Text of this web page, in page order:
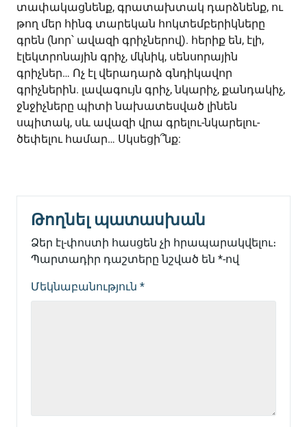
տափակացնենք, գրատախտակ դարձնենք, ու
թող մեր հինգ տարեկան հոկտեմբերիկները
գրեն (նոր՝ ավազի գրիչներով). հերիք են, էլի,
էլեկտրոնային գրիչ, մկնիկ, սենսորային
գրիչներ… Ոչ էլ վերադարձ գնդիկավոր
գրիչներին. լավագույն գրիչ, նկարիչ, քանդակիչ,
ջնջիչները պիտի նախատեսված լինեն
սպիտակ, սև ավազի վրա գրելու-նկարելու-
ծեփելու համար… Սկսեցի՞նք:
Թողնել պատասխան
Ձեր էլ-փոստի հասցեն չի հրապարակվելու։
Պարտադիր դաշտերը նշված են *-ով
Մեկնաբանություն *